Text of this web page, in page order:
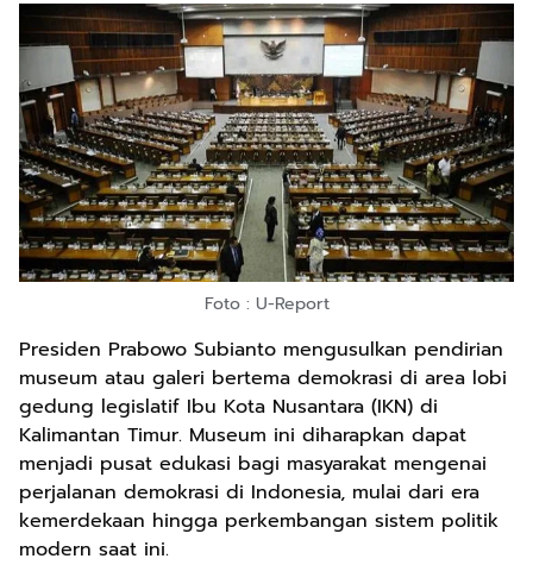
Foto : U-Report
Presiden Prabowo Subianto mengusulkan pendirian
museum atau galeri bertema demokrasi di area lobi
gedung legislatif Ibu Kota Nusantara (IKN) di
Kalimantan Timur. Museum ini diharapkan dapat
menjadi pusat edukasi bagi masyarakat mengenai
perjalanan demokrasi di Indonesia, mulai dari era
kemerdekaan hingga perkembangan sistem politik
modern saat ini.